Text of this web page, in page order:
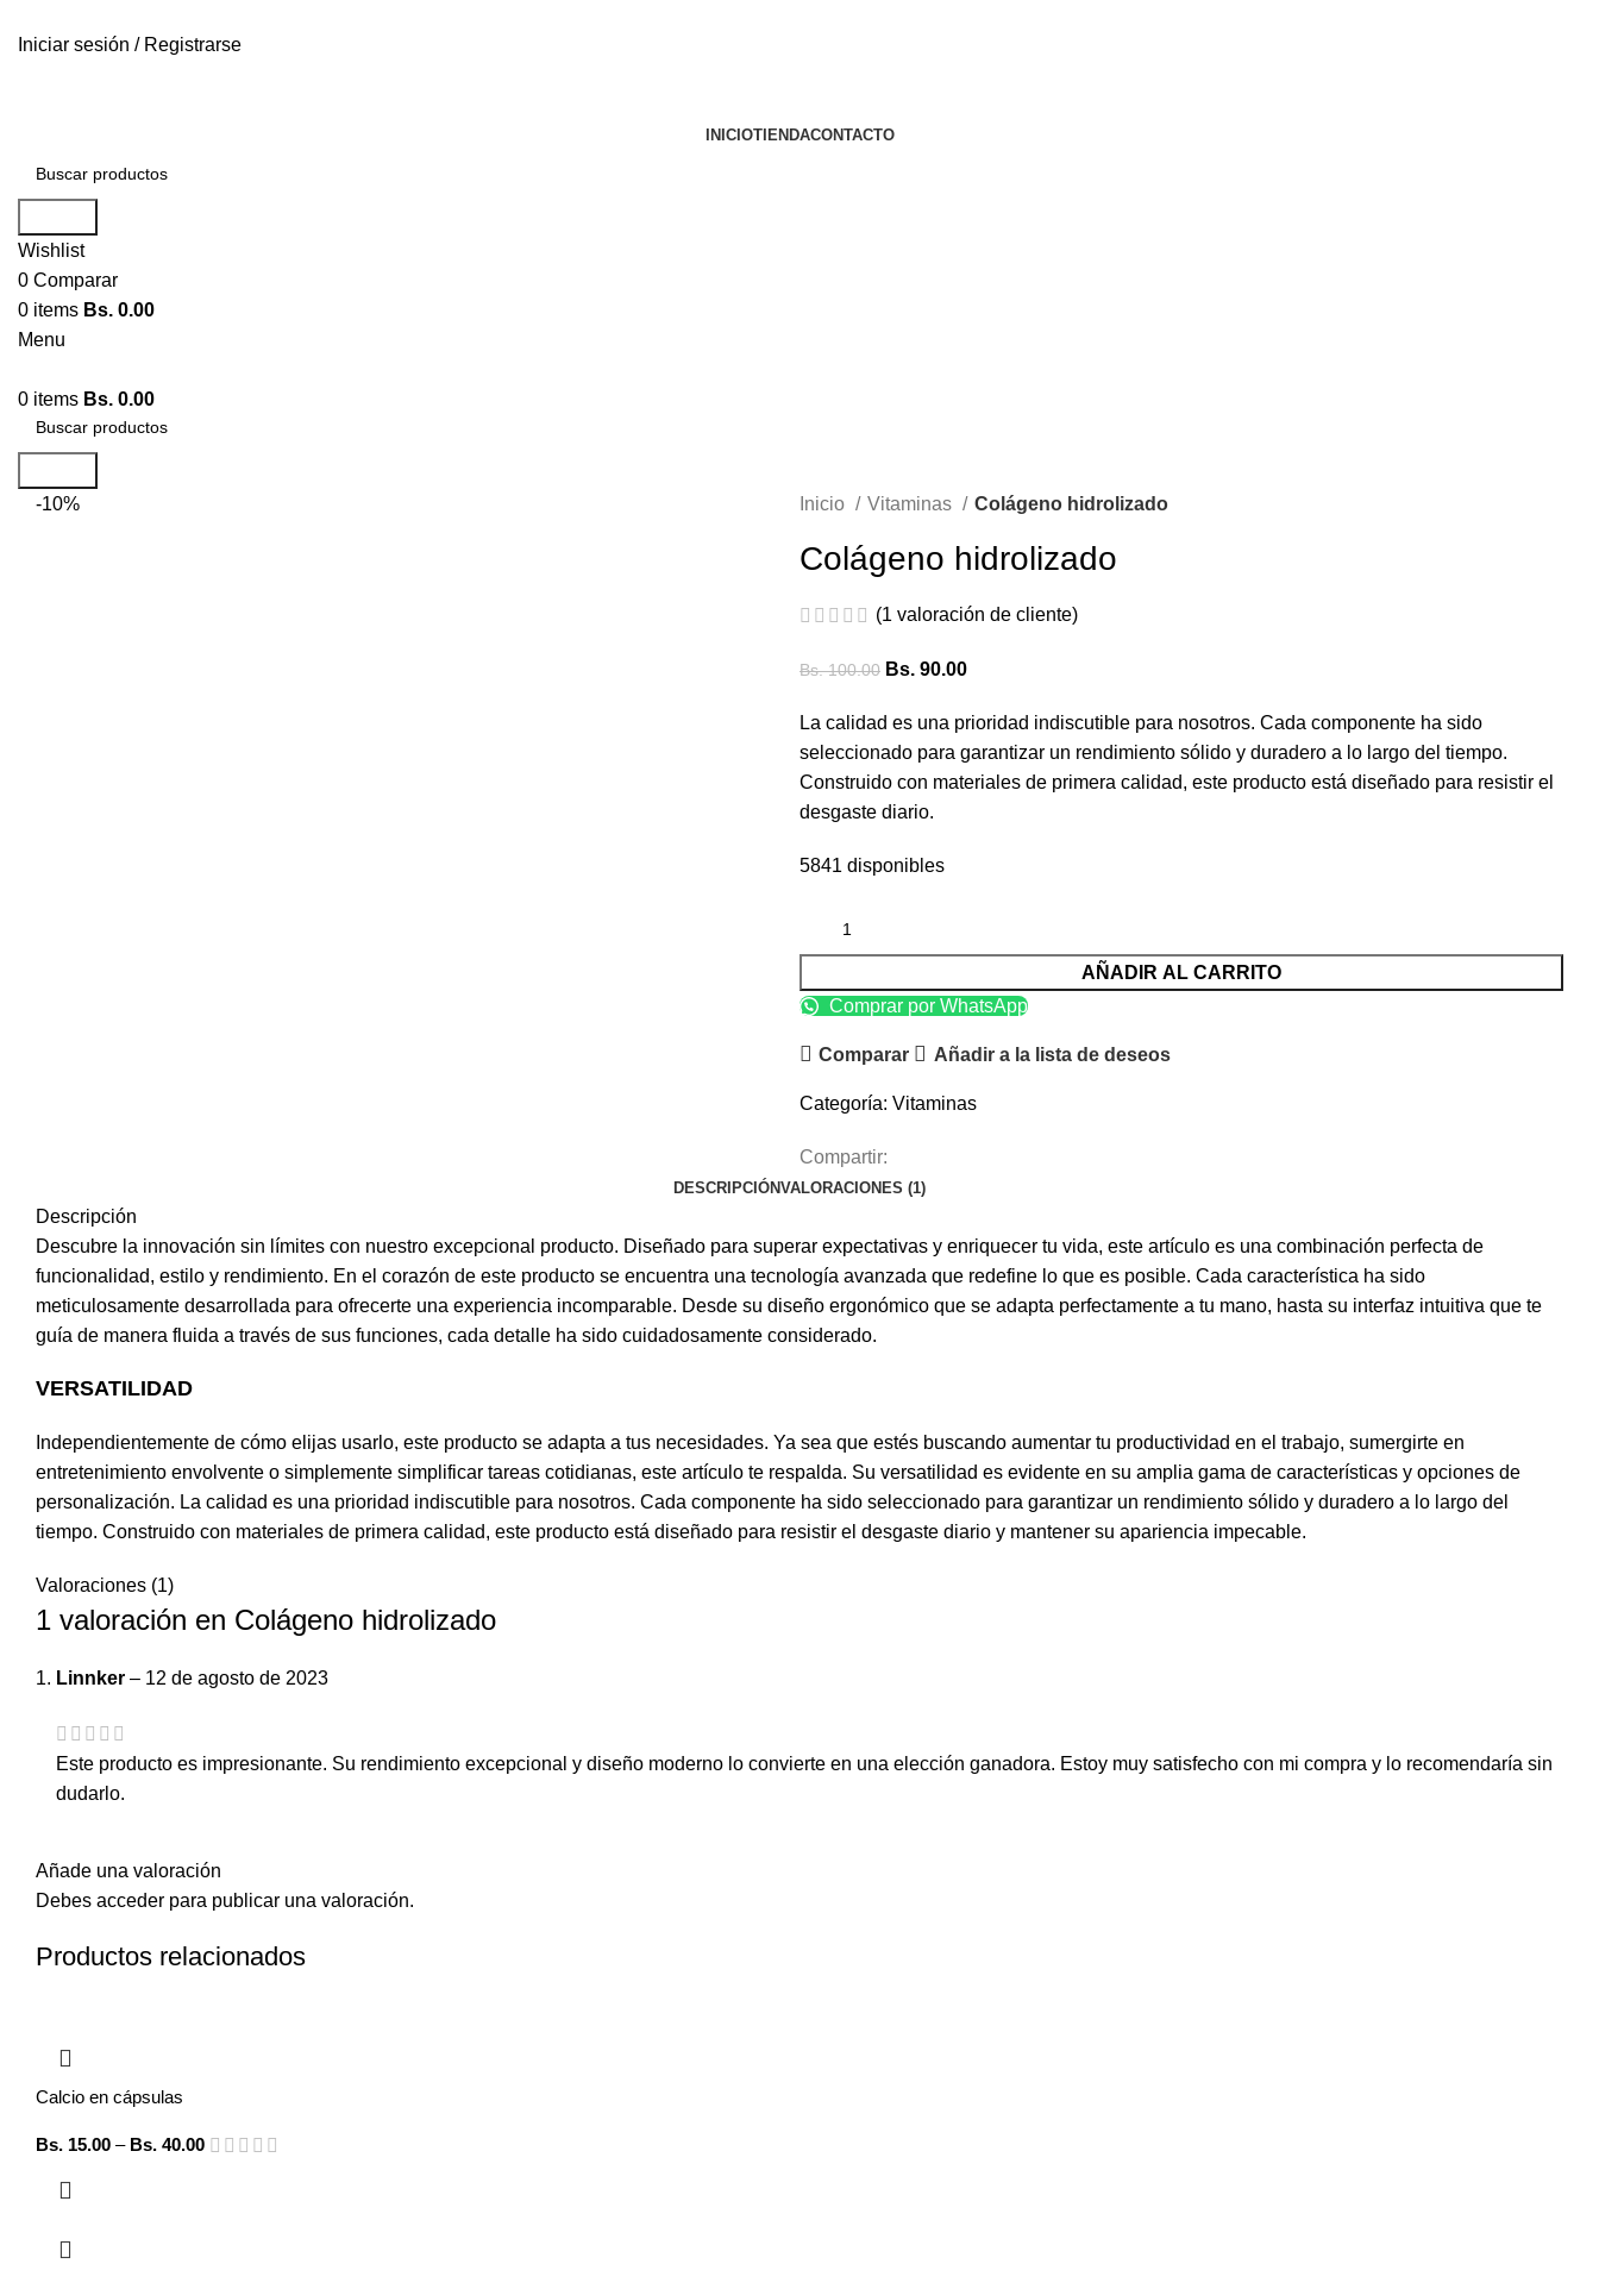
Iniciar sesión / Registrarse
INICIOTIENDACONTACTO
Wishlist
0 Comparar
0 items Bs. 0.00
Menu
0 items Bs. 0.00
-10%
Inicio Vitaminas Colágeno hidrolizado
Colágeno hidrolizado
(1 valoración de cliente)
Bs.100.00 Bs. 90.00
La calidad es una prioridad indiscutible para nosotros. Cada componente ha sido
seleccionado para garantizar un rendimiento sólido y duradero a lo largo del tiempo.
Construido con materiales de primera calidad, este producto está diseñado para resistir el
desgaste diario.
5841 disponibles
AÑADIR AL CARRITO
Comprar por WhatsApp
Comparar Añadir a la lista de deseos
Categoría: Vitaminas
Compartir:
DESCRIPCIÓNVALORACIONES (1)
Descripción
Descubre la innovación sin límites con nuestro excepcional producto. Diseñado para superar expectativas y enriquecer tu vida, este artículo es una combinación perfecta de
funcionalidad, estilo y rendimiento. En el corazón de este producto se encuentra una tecnología avanzada que redefine lo que es posible. Cada característica ha sido
meticulosamente desarrollada para ofrecerte una experiencia incomparable. Desde su diseño ergonómico que se adapta perfectamente a tu mano, hasta su interfaz intuitiva que te
guía de manera fluida a través de sus funciones, cada detalle ha sido cuidadosamente considerado.
VERSATILIDAD
Independientemente de cómo elijas usarlo, este producto se adapta a tus necesidades. Ya sea que estés buscando aumentar tu productividad en el trabajo, sumergirte en
entretenimiento envolvente o simplemente simplificar tareas cotidianas, este artículo te respalda. Su versatilidad es evidente en su amplia gama de características y opciones de
personalización. La calidad es una prioridad indiscutible para nosotros. Cada componente ha sido seleccionado para garantizar un rendimiento sólido y duradero a lo largo del
tiempo. Construido con materiales de primera calidad, este producto está diseñado para resistir el desgaste diario y mantener su apariencia impecable.
Valoraciones (1)
1 valoración en Colágeno hidrolizado
Linnker – 12 de agosto de 2023
Este producto es impresionante. Su rendimiento excepcional y diseño moderno lo convierte en una elección ganadora. Estoy muy satisfecho con mi compra y lo recomendaría sin
dudarlo.
Añade una valoración
Debes acceder para publicar una valoración.
Productos relacionados
Calcio en cápsulas
Bs. 15.00 – Bs. 40.00